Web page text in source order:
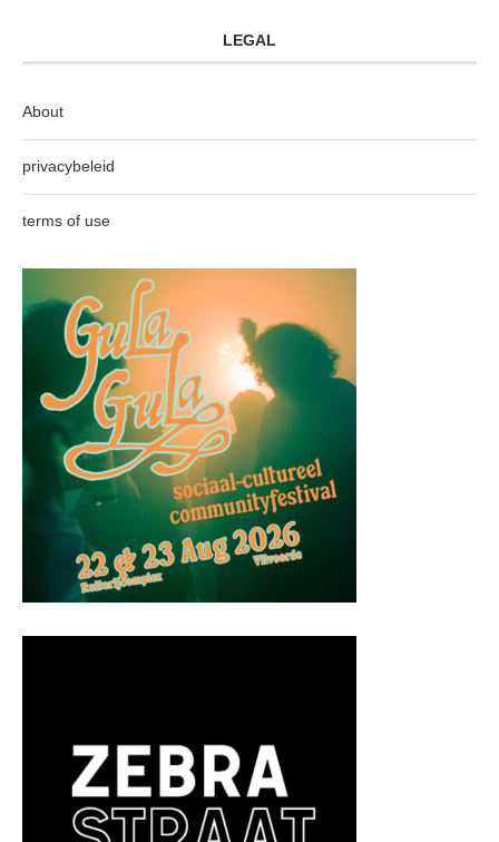
LEGAL
About
privacybeleid
terms of use